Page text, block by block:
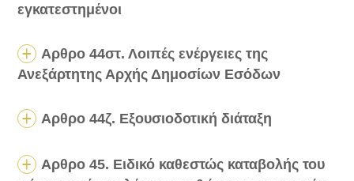
εγκατεστημένοι
Αρθρο 44στ. Λοιπές ενέργειες της
Ανεξάρτητης Αρχής Δημοσίων Εσόδων
Αρθρο 44ζ. Εξουσιοδοτική διάταξη
Αρθρο 45. Ειδικό καθεστώς καταβολής του